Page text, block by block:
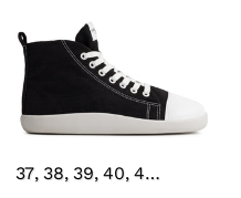
37 38 39 40 41